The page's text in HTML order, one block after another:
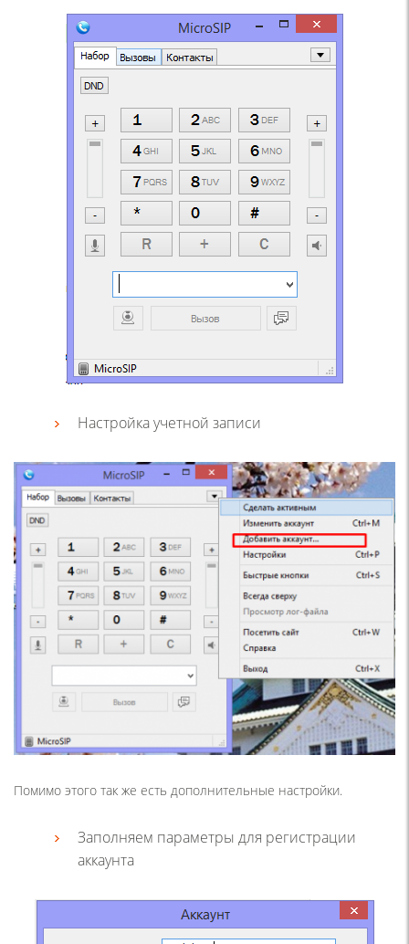
Настройка учетной записи
Помимо этого так же есть дополнительные настройки.
Заполняем параметры для регистрации
аккаунта